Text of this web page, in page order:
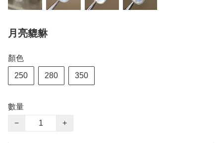
月亮貔貅
顏色
250 280 350
數量
−
+